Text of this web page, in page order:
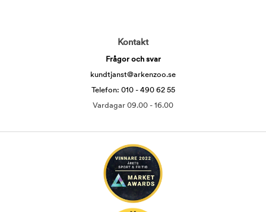
Kontakt
Frågor och svar
kundtjanst@arkenzoo.se
Telefon: 010 - 490 62 55
Vardagar 09.00 - 16.00